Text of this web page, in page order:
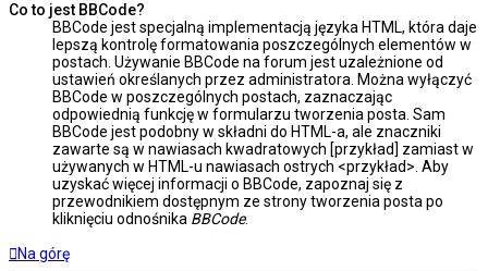
Co to jest BBCode?
BBCode jest specjalną implementacją języka HTML, która daje
lepszą kontrolę formatowania poszczególnych elementów w
postach. Używanie BBCode na forum jest uzależnione od
ustawień określanych przez administratora. Można wyłączyć
BBCode w poszczególnych postach, zaznaczając
odpowiednią funkcję w formularzu tworzenia posta. Sam
BBCode jest podobny w składni do HTML-a, ale znaczniki
zawarte są w nawiasach kwadratowych [przykład] zamiast w
używanych w HTML-u nawiasach ostrych <przykład>. Aby
uzyskać więcej informacji o BBCode, zapoznaj się z
przewodnikiem dostępnym ze strony tworzenia posta po
kliknięciu odnośnika BBCode.
Na górę